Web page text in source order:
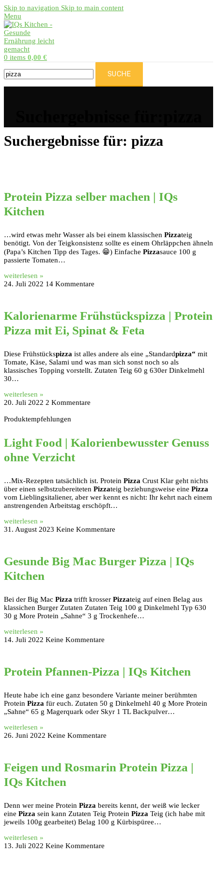
Skip to navigation Skip to main content
Menu
0 items 0,00 €
SUCHE
Suchergebnisse für: pizza
Protein Pizza selber machen | IQs
Kitchen
…wird etwas mehr Wasser als bei einem klassischen Pizzateig
benötigt. Von der Teigkonsistenz sollte es einem Ohrläppchen ähneln
(Papa’s Kitchen Tipp des Tages. 😁) Einfache Pizzasauce 100 g
passierte Tomaten…
weiterlesen »
24. Juli 2022 14 Kommentare
Kalorienarme Frühstückspizza | Protein
Pizza mit Ei, Spinat & Feta
Diese Frühstückspizza ist alles andere als eine „Standardpizza“ mit
Tomate, Käse, Salami und was man sich sonst noch so als
klassisches Topping vorstellt. Zutaten Teig 60 g 630er Dinkelmehl
30…
weiterlesen »
20. Juli 2022 2 Kommentare
Produktempfehlungen
Light Food | Kalorienbewusster Genuss
ohne Verzicht
…Mix-Rezepten tatsächlich ist. Protein Pizza Crust Klar geht nichts
über einen selbstzubereiteten Pizzateig beziehungsweise eine Pizza
vom Lieblingsitaliener, aber wer kennt es nicht: Ihr kehrt nach einem
anstrengenden Arbeitstag erschöpft…
weiterlesen »
31. August 2023 Keine Kommentare
Gesunde Big Mac Burger Pizza | IQs
Kitchen
Bei der Big Mac Pizza trifft krosser Pizzateig auf einen Belag aus
klassichen Burger Zutaten Zutaten Teig 100 g Dinkelmehl Typ 630
30 g More Protein „Sahne“ 3 g Trockenhefe…
weiterlesen »
14. Juli 2022 Keine Kommentare
Protein Pfannen-Pizza | IQs Kitchen
Heute habe ich eine ganz besondere Variante meiner berühmten
Protein Pizza für euch. Zutaten 50 g Dinkelmehl 40 g More Protein
„Sahne“ 65 g Magerquark oder Skyr 1 TL Backpulver…
weiterlesen »
26. Juni 2022 Keine Kommentare
Feigen und Rosmarin Protein Pizza |
IQs Kitchen
Denn wer meine Protein Pizza bereits kennt, der weiß wie lecker
eine Pizza sein kann Zutaten Teig Protein Pizza Teig (ich habe mit
jeweils 100g gearbeitet) Belag 100 g Kürbispüree…
weiterlesen »
13. Juli 2022 Keine Kommentare